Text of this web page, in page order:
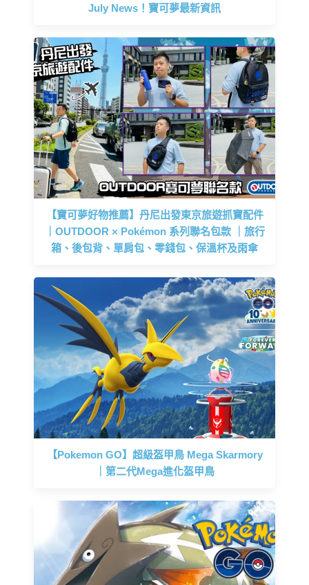
July News！寶可夢最新資訊
【寶可夢好物推薦】丹尼出發東京旅遊抓寶配件
｜OUTDOOR × Pokémon 系列聯名包款 ｜旅行
箱、後包背、單肩包、零錢包、保溫杯及雨傘
【Pokemon GO】超級盔甲鳥 Mega Skarmory
｜第二代Mega進化盔甲鳥